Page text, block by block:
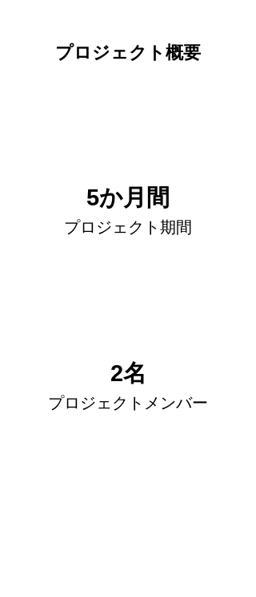
プロジェクト概要
5か月間
プロジェクト期間
2名
プロジェクトメンバー